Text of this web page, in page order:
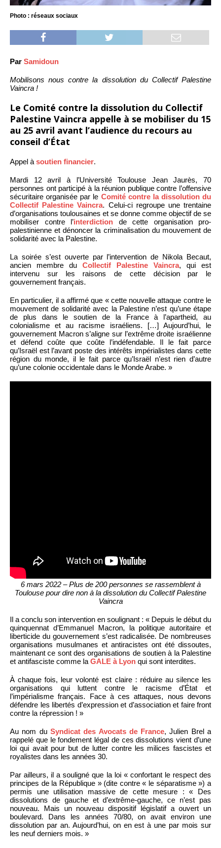
Photo : réseaux sociaux
Par Samidoun
Mobilisons nous contre la dissolution du Collectif Palestine
Vaincra !
Le Comité contre la dissolution du Collectif
Palestine Vaincra appelle à se mobiliser du 15
au 25 avril avant l’audience du recours au
conseil d’État
Appel à soutien financier.
Mardi 12 avril à l’Université Toulouse Jean Jaurès, 70
personnes ont participé à la réunion publique contre l’offensive
sécuritaire organisée par le Comité contre la dissolution du
Collectif Palestine Vaincra. Celui-ci regroupe une trentaine
d’organisations toulousaines et se donne comme objectif de se
mobiliser contre l’interdiction de cette organisation pro-
palestinienne et dénoncer la criminalisation du mouvement de
solidarité avec la Palestine.
La soirée s’est ouverte par l’intervention de Nikola Becaut,
ancien membre du Collectif Palestine Vaincra, qui est
intervenu sur les raisons de cette décision par le
gouvernement français.
En particulier, il a affirmé que « cette nouvelle attaque contre le
mouvement de solidarité avec la Palestine n’est qu’une étape
de plus dans le soutien de la France à l’apartheid, au
colonialisme et au racisme israéliens. […] Aujourd’hui, le
gouvernement Macron s’aligne sur l’extrême droite israélienne
et défend coûte que coûte l’indéfendable. Il le fait parce
qu’Israël est l’avant poste des intérêts impérialistes dans cette
région du monde, il le fait parce qu’Israël n’est rien d’autre
qu’une colonie occidentale dans le Monde Arabe. »
6 mars 2022 – Plus de 200 personnes se rassemblent à
Toulouse pour dire non à la dissolution du Collectif Palestine
Vaincra
Il a conclu son intervention en soulignant : « Depuis le début du
quinquennat d’Emmanuel Macron, la politique autoritaire et
liberticide du gouvernement s’est radicalisée. De nombreuses
organisations musulmanes et antiracistes ont été dissoutes,
maintenant ce sont des organisations de soutien à la Palestine
et antifasciste comme la GALE à Lyon qui sont interdites.
À chaque fois, leur volonté est claire : réduire au silence les
organisations qui luttent contre le racisme d’État et
l’impérialisme français. Face à ces attaques, nous devons
défendre les libertés d’expression et d’association et faire front
contre la répression ! »
Au nom du Syndicat des Avocats de France, Julien Brel a
rappelé que le fondement légal de ces dissolutions vient d’une
loi qui avait pour but de lutter contre les milices fascistes et
royalistes dans les années 30.
Par ailleurs, il a souligné que la loi « confortant le respect des
principes de la République » (dite contre « le séparatisme ») a
permis une utilisation massive de cette mesure : « Des
dissolutions de gauche et d’extrême-gauche, ce n’est pas
nouveau. Mais un nouveau dispositif législatif a ouvert un
boulevard. Dans les années 70/80, on avait environ une
dissolution par an. Aujourd’hui, on en est à une par mois sur
les neuf derniers mois. »